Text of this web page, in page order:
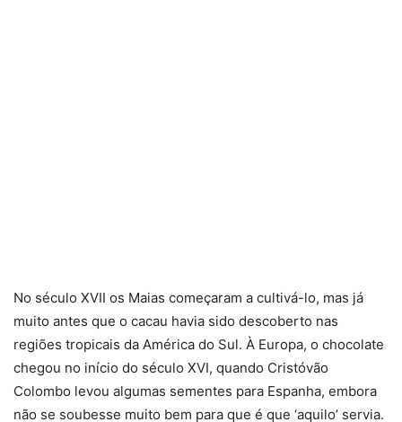
No século XVII os Maias começaram a cultivá-lo, mas já
muito antes que o cacau havia sido descoberto nas
regiões tropicais da América do Sul. À Europa, o chocolate
chegou no início do século XVI, quando Cristóvão
Colombo levou algumas sementes para Espanha, embora
não se soubesse muito bem para que é que ‘aquilo’ servia.